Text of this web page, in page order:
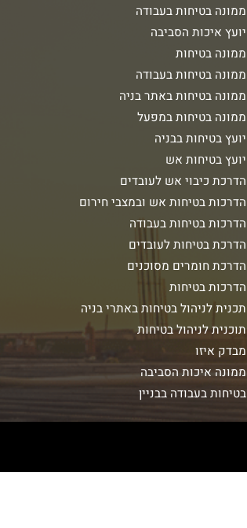
ממונה בטיחות בעבודה
יועץ איכות הסביבה
ממונה בטיחות
ממונה בטיחות בעבודה
ממונה בטיחות באתר בניה
ממונה בטיחות במפעל
יועץ בטיחות בבניה
יועץ בטיחות אש
הדרכת כיבוי אש לעובדים
הדרכות בטיחות אש ובמצבי חירום
הדרכות בטיחות בעבודה
הדרכת בטיחות לעובדים
הדרכת חומרים מסוכנים
הדרכות בטיחות
תכנית לניהול בטיחות באתרי בניה
תוכנית לניהול בטיחות
מבדק איזו
ממונה איכות הסביבה
בטיחות בעבודה בבניין